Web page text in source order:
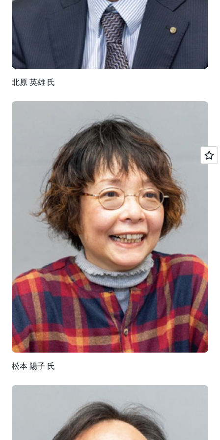
ティにも配慮しました」
建設デジタルプラットフォームの構築中は、AWS の担
当者から定例会や個別の質問を通して設計レビューや改
善提案などさまざまな支援を受けました。その中でも、
効果を発揮したのが AWS のトレーニングでした。北原
AWS 体験でしたが、トレーニングを通して底上げを図
業務でのデータ活用の拡がり
建設デジタルプラットフォームの運用開始から約 1 年
が経過し、データ活用は徐々に拡がりを見せています。
デジタル室では、現在もデータ収集・蓄積基盤に格納す
るデータの拡充や、AI 基盤、BI 基盤、IoT 基盤の拡充、
DX のためのアプリケーションの開発を進めながら、業
務部門にデータ活用を呼びかけています。
「AWS のサービスを活用して、全社横断的にデータの
利活用ができる建設デジタルプラットフォームを構築す
ることで、建設現場の生産性を向上する基礎を築くこと
ができました。現在は業務システムのデータが中心です
が、順次文書ファイル・映像・音声系のデータや、IoT
基盤を通して取得した施工現場系のデータ等を蓄積し、
さまざまな用途に活用できるようにしていきます。
2023 年度中に合わせて百以上のアプリケーションの開
発を目指します」（北原氏）
そのうえで、現在は AWS IoT TwinMaker の活用などを
建設現場を融合したデジタルツインの構築を進めていま
「デジタル戦略での 2030 年のマイルストン達成に向け
て、3 次元の BIM データと、建設工事の工程進捗デー
北原 英雄 氏
松本 陽子 氏